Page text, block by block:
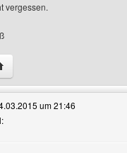
vergessen.
dieses Benutzers
um 21:46